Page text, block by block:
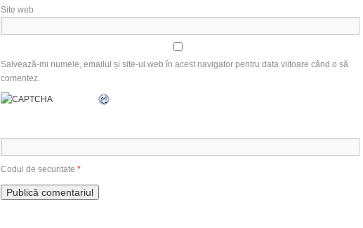
Site web
Salvează-mi numele, emailul și site-ul web în acest navigator pentru data viitoare când o să
comentez.
Codul de securitate *